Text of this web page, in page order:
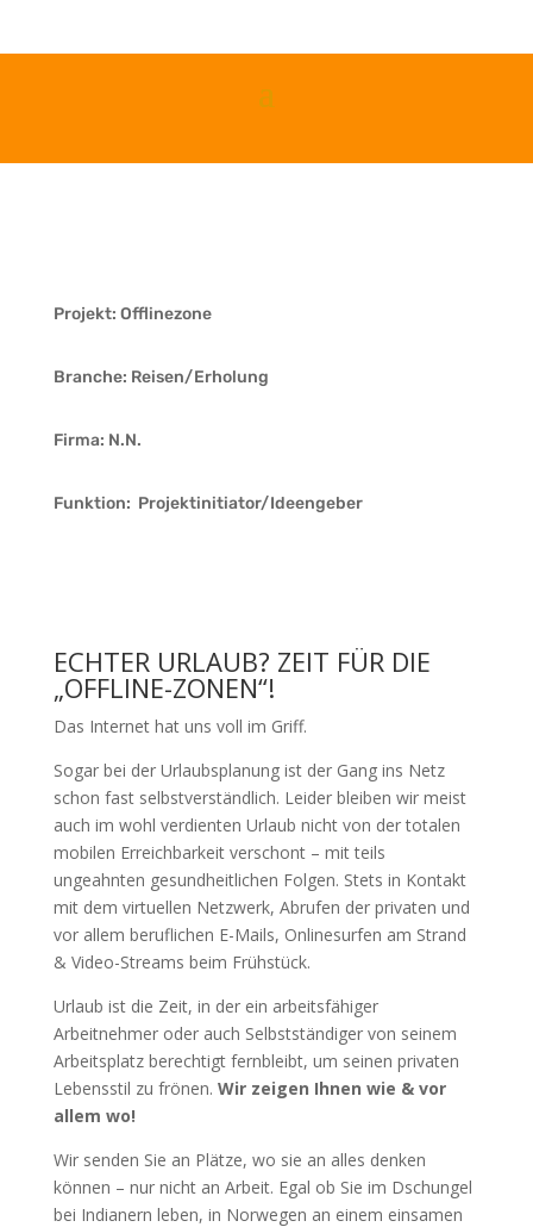
Projekt: Offlinezone
Branche: Reisen/Erholung
Firma: N.N.
Funktion: Projektinitiator/Ideengeber
ECHTER URLAUB? ZEIT FÜR DIE
„OFFLINE-ZONEN“!
Das Internet hat uns voll im Griff.
Sogar bei der Urlaubsplanung ist der Gang ins Netz
schon fast selbstverständlich. Leider bleiben wir meist
auch im wohl verdienten Urlaub nicht von der totalen
mobilen Erreichbarkeit verschont – mit teils
ungeahnten gesundheitlichen Folgen. Stets in Kontakt
mit dem virtuellen Netzwerk, Abrufen der privaten und
vor allem beruflichen E-Mails, Onlinesurfen am Strand
& Video-Streams beim Frühstück.
Urlaub ist die Zeit, in der ein arbeitsfähiger
Arbeitnehmer oder auch Selbstständiger von seinem
Arbeitsplatz berechtigt fernbleibt, um seinen privaten
Lebensstil zu frönen. Wir zeigen Ihnen wie & vor
allem wo!
Wir senden Sie an Plätze, wo sie an alles denken
können – nur nicht an Arbeit. Egal ob Sie im Dschungel
bei Indianern leben, in Norwegen an einem einsamen